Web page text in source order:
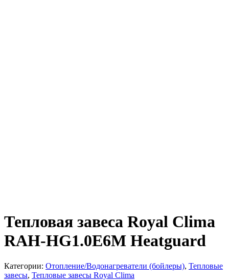
Тепловая завеса Royal Clima
RAH-HG1.0E6M Heatguard
Категории: Отопление/Водонагреватели (бойлеры), Тепловые
завесы, Тепловые завесы Royal Clima